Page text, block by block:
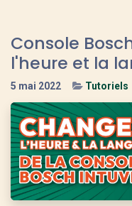
Console
l'heure et la
5 mai 2022 Tutoriels